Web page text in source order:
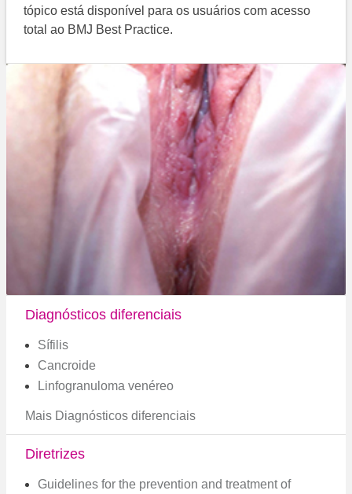
tópico está disponível para os usuários com acesso
total ao BMJ Best Practice.
Diagnósticos diferenciais
Sífilis
Cancroide
Linfogranuloma venéreo
Mais Diagnósticos diferenciais
Diretrizes
Guidelines for the prevention and treatment of